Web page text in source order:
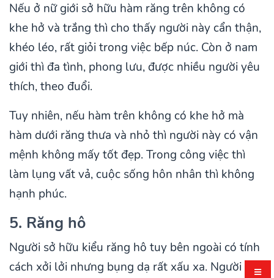
Nếu ở nữ giới sở hữu hàm răng trên không có
khe hở và trắng thì cho thấy người này cẩn thận,
khéo léo, rất giỏi trong việc bếp núc. Còn ở nam
giới thì đa tình, phong lưu, được nhiều người yêu
thích, theo đuổi.
Tuy nhiên, nếu hàm trên không có khe hở mà
hàm dưới răng thưa và nhỏ thì người này có vận
mệnh không mấy tốt đẹp. Trong công việc thì
làm lụng vất vả, cuộc sống hôn nhân thì không
hạnh phúc.
5. Răng hô
Người sở hữu kiểu răng hô tuy bên ngoài có tính
cách xởi lởi nhưng bụng dạ rất xấu xa. Người này